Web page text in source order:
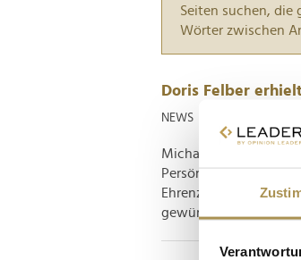
Seiten suchen, die
Wörter zwischen
Doris Felber
NEWS
Michael Ludwig
Persönlichkeiten.
Ehrenzeichen
gewürdigt. Das